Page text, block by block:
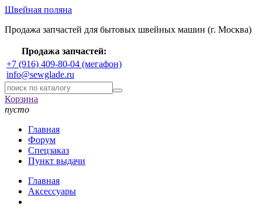
Швейная поляна
Продажа запчастей для бытовых швейных машин (г. Москва)
Продажа запчастей:
+7 (916) 409-80-04 (мегафон)
info@sewglade.ru
Корзина
пусто
Главная
Форум
Спецзаказ
Пункт выдачи
Главная
Аксессуары